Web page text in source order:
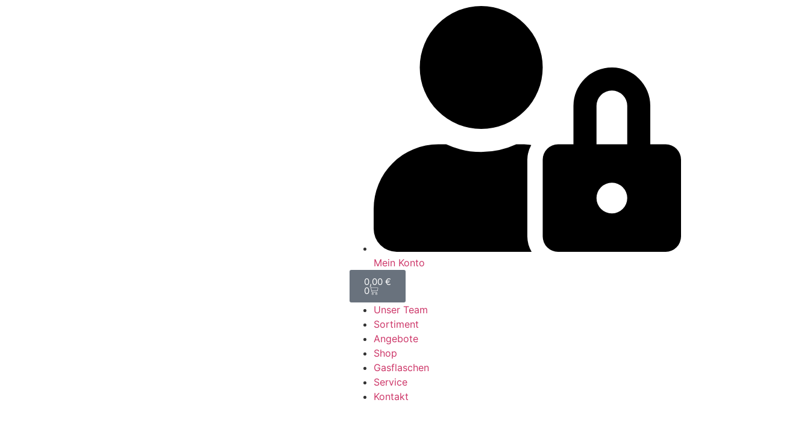
Mein Konto
0,00 €
0
Unser Team
Sortiment
Angebote
Shop
Gasflaschen
Service
Kontakt